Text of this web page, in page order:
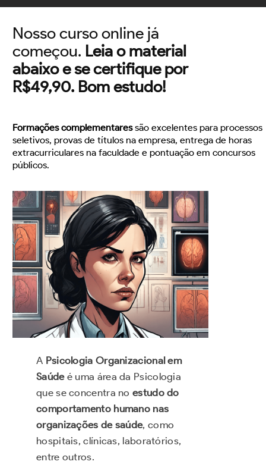
Nosso curso online já
começou. Leia o material
abaixo e se certifique por
R$49,90. Bom estudo!
Formações complementaressão excelentes para processos
seletivos, provas de títulos na empresa, entrega de horas
extracurriculares na faculdade e pontuação em concursos
públicos.
A Psicologia Organizacional em
Saúdeé uma área da Psicologia
que se concentra noestudo do
comportamento humano nas
organizações de saúde, como
hospitais, clínicas, laboratórios,
entre outros.